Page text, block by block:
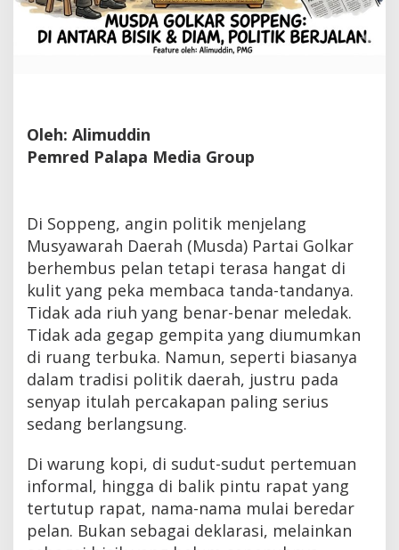
Oleh: Alimuddin
Pemred Palapa Media Group
Di Soppeng, angin politik menjelang
Musyawarah Daerah (Musda) Partai Golkar
berhembus pelan tetapi terasa hangat di
kulit yang peka membaca tanda-tandanya.
Tidak ada riuh yang benar-benar meledak.
Tidak ada gegap gempita yang diumumkan
di ruang terbuka. Namun, seperti biasanya
dalam tradisi politik daerah, justru pada
senyap itulah percakapan paling serius
sedang berlangsung.
Di warung kopi, di sudut-sudut pertemuan
informal, hingga di balik pintu rapat yang
tertutup rapat, nama-nama mulai beredar
pelan. Bukan sebagai deklarasi, melainkan